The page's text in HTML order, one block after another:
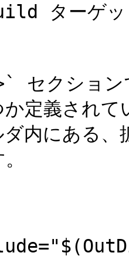
ターゲッ
セクション
か定義され
ダ内にあ